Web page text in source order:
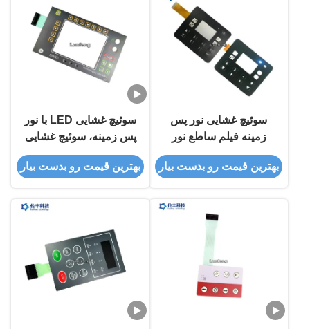
سوئیچ غشایی نور پس
زمینه فیلم ساطع نور
LGF ضد آب PET 0.188
بهترین قیمت رو بدست بیار
سوئیچ غشایی LED با نور
پس زمینه، سوئیچ غشایی
گنبد فلزی با سوراخ
بهترین قیمت رو بدست بیار